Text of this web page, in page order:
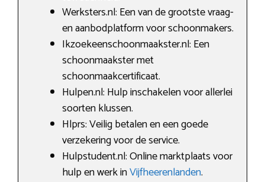
Werksters.nl: Een van de grootste vraag-
en aanbodplatform voor schoonmakers.
Ikzoekeenschoonmaakster.nl: Een
schoonmaakster met
schoonmaakcertificaat.
Hulpen.nl: Hulp inschakelen voor allerlei
soorten klussen.
Hlprs: Veilig betalen en een goede
verzekering voor de service.
Hulpstudent.nl: Online marktplaats voor
hulp en werk inVijfheerenlanden.